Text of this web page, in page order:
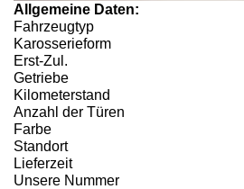
Allgemeine Daten:
Fahrzeugtyp
Karosserieform
Erst-Zul.
Getriebe
Kilometerstand
Anzahl der Türen
Farbe
Standort
Lieferzeit
Unsere Nummer